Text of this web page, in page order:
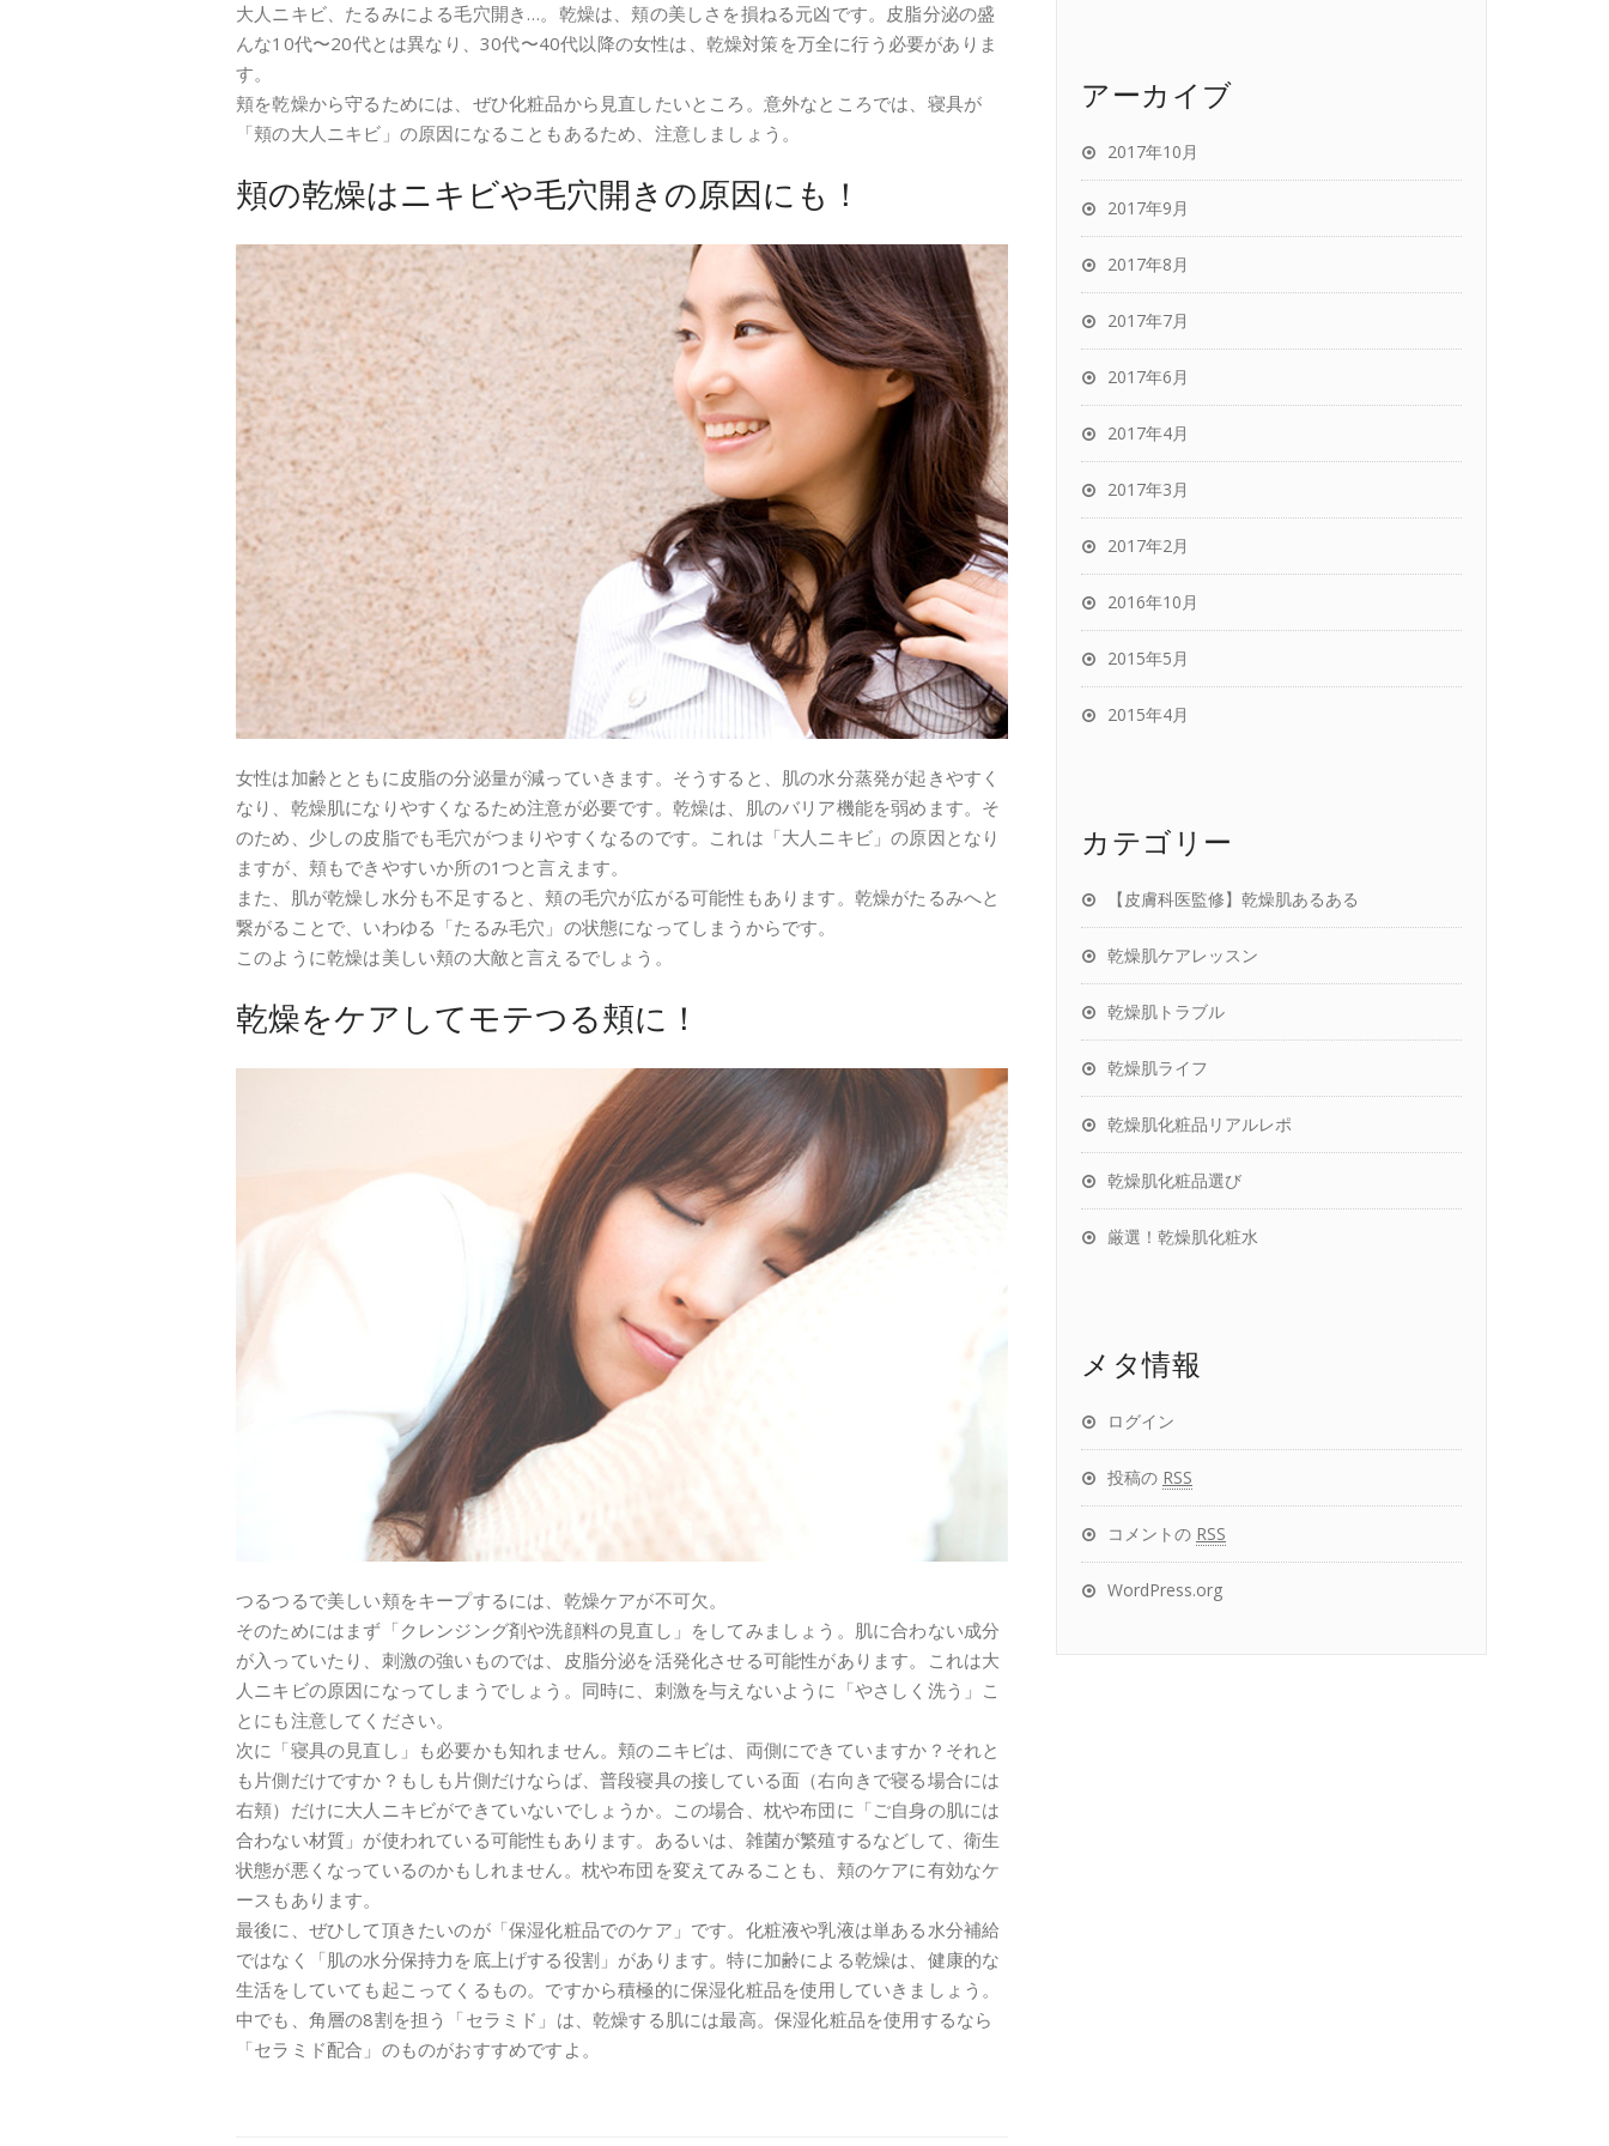
大人ニキビ、たるみによる毛穴開き…。乾燥は、頬の美しさを損ねる元凶です。皮脂分泌の盛
んな10代〜20代とは異なり、30代〜40代以降の女性は、乾燥対策を万全に行う必要がありま
す。
頬を乾燥から守るためには、ぜひ化粧品から見直したいところ。意外なところでは、寝具が
「頬の大人ニキビ」の原因になることもあるため、注意しましょう。
頬の乾燥はニキビや毛穴開きの原因にも！
女性は加齢とともに皮脂の分泌量が減っていきます。そうすると、肌の水分蒸発が起きやすく
なり、乾燥肌になりやすくなるため注意が必要です。乾燥は、肌のバリア機能を弱めます。そ
のため、少しの皮脂でも毛穴がつまりやすくなるのです。これは「大人ニキビ」の原因となり
ますが、頬もできやすいか所の1つと言えます。
また、肌が乾燥し水分も不足すると、頬の毛穴が広がる可能性もあります。乾燥がたるみへと
繋がることで、いわゆる「たるみ毛穴」の状態になってしまうからです。
このように乾燥は美しい頬の大敵と言えるでしょう。
乾燥をケアしてモテつる頬に！
つるつるで美しい頬をキープするには、乾燥ケアが不可欠。
そのためにはまず「クレンジング剤や洗顔料の見直し」をしてみましょう。肌に合わない成分
が入っていたり、刺激の強いものでは、皮脂分泌を活発化させる可能性があります。これは大
人ニキビの原因になってしまうでしょう。同時に、刺激を与えないように「やさしく洗う」こ
とにも注意してください。
次に「寝具の見直し」も必要かも知れません。頬のニキビは、両側にできていますか？それと
も片側だけですか？もしも片側だけならば、普段寝具の接している面（右向きで寝る場合には
右頬）だけに大人ニキビができていないでしょうか。この場合、枕や布団に「ご自身の肌には
合わない材質」が使われている可能性もあります。あるいは、雑菌が繁殖するなどして、衛生
状態が悪くなっているのかもしれません。枕や布団を変えてみることも、頬のケアに有効なケ
ースもあります。
最後に、ぜひして頂きたいのが「保湿化粧品でのケア」です。化粧液や乳液は単ある水分補給
ではなく「肌の水分保持力を底上げする役割」があります。特に加齢による乾燥は、健康的な
生活をしていても起こってくるもの。ですから積極的に保湿化粧品を使用していきましょう。
中でも、角層の8割を担う「セラミド」は、乾燥する肌には最高。保湿化粧品を使用するなら
「セラミド配合」のものがおすすめですよ。
アーカイブ
2017年10月
2017年9月
2017年8月
2017年7月
2017年6月
2017年4月
2017年3月
2017年2月
2016年10月
2015年5月
2015年4月
カテゴリー
【皮膚科医監修】乾燥肌あるある
乾燥肌ケアレッスン
乾燥肌トラブル
乾燥肌ライフ
乾燥肌化粧品リアルレポ
乾燥肌化粧品選び
厳選！乾燥肌化粧水
メタ情報
ログイン
投稿の RSS
コメントの RSS
WordPress.org